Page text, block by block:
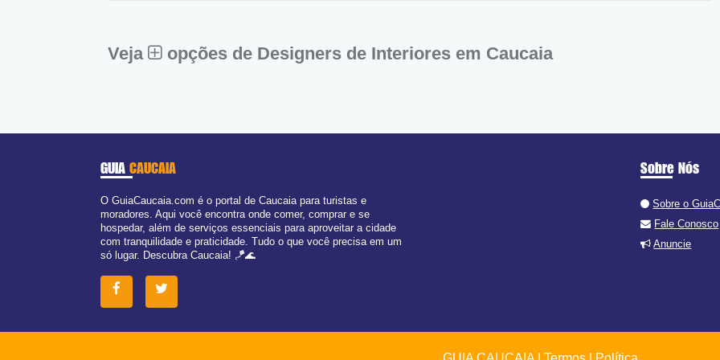
Veja opções de Designers de Interiores em Caucaia
GUIACAUCAIA
O GuiaCaucaia.com é o portal de Caucaia para turistas e
moradores. Aqui você encontra onde comer, comprar e se
hospedar, além de serviços essenciais para aproveitar a cidade
com tranquilidade e praticidade. Tudo o que você precisa em um
só lugar. Descubra Caucaia! 🪁🌊
Sobre Nós
Sobre o
Fale Conosco
Anuncie